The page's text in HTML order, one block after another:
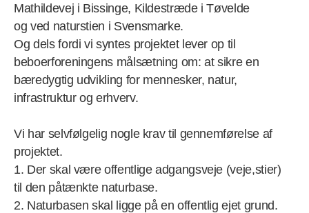
Mathildevej i Bissinge, Kildestræde i Tøvelde
og ved naturstien i Svensmarke.
Og dels fordi vi syntes projektet lever op til
beboerforeningens målsætning om: at sikre en
bæredygtig udvikling for mennesker, natur,
infrastruktur og erhverv.
Vi har selvfølgelig nogle krav til gennemførelse af
projektet.
1. Der skal være offentlige adgangsveje (veje,stier)
til den påtænkte naturbase.
2. Naturbasen skal ligge på en offentlig ejet grund.